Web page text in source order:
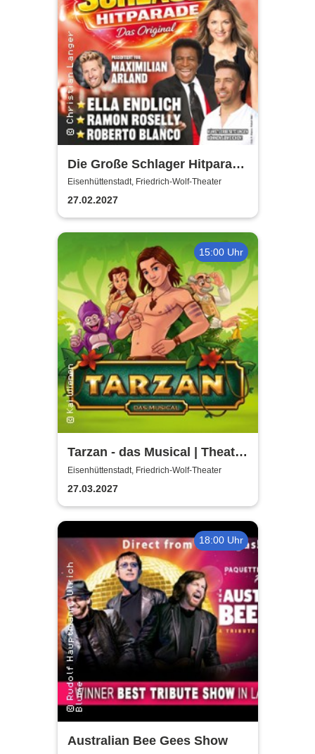
Die Große Schlager Hitparade
- Das Original - 2027
Eisenhüttenstadt, Friedrich-Wolf-Theater
27.02.2027
15:00 Uhr
Tarzan - das Musical | Theater
Liberi
Eisenhüttenstadt, Friedrich-Wolf-Theater
27.03.2027
18:00 Uhr
Australian Bee Gees Show